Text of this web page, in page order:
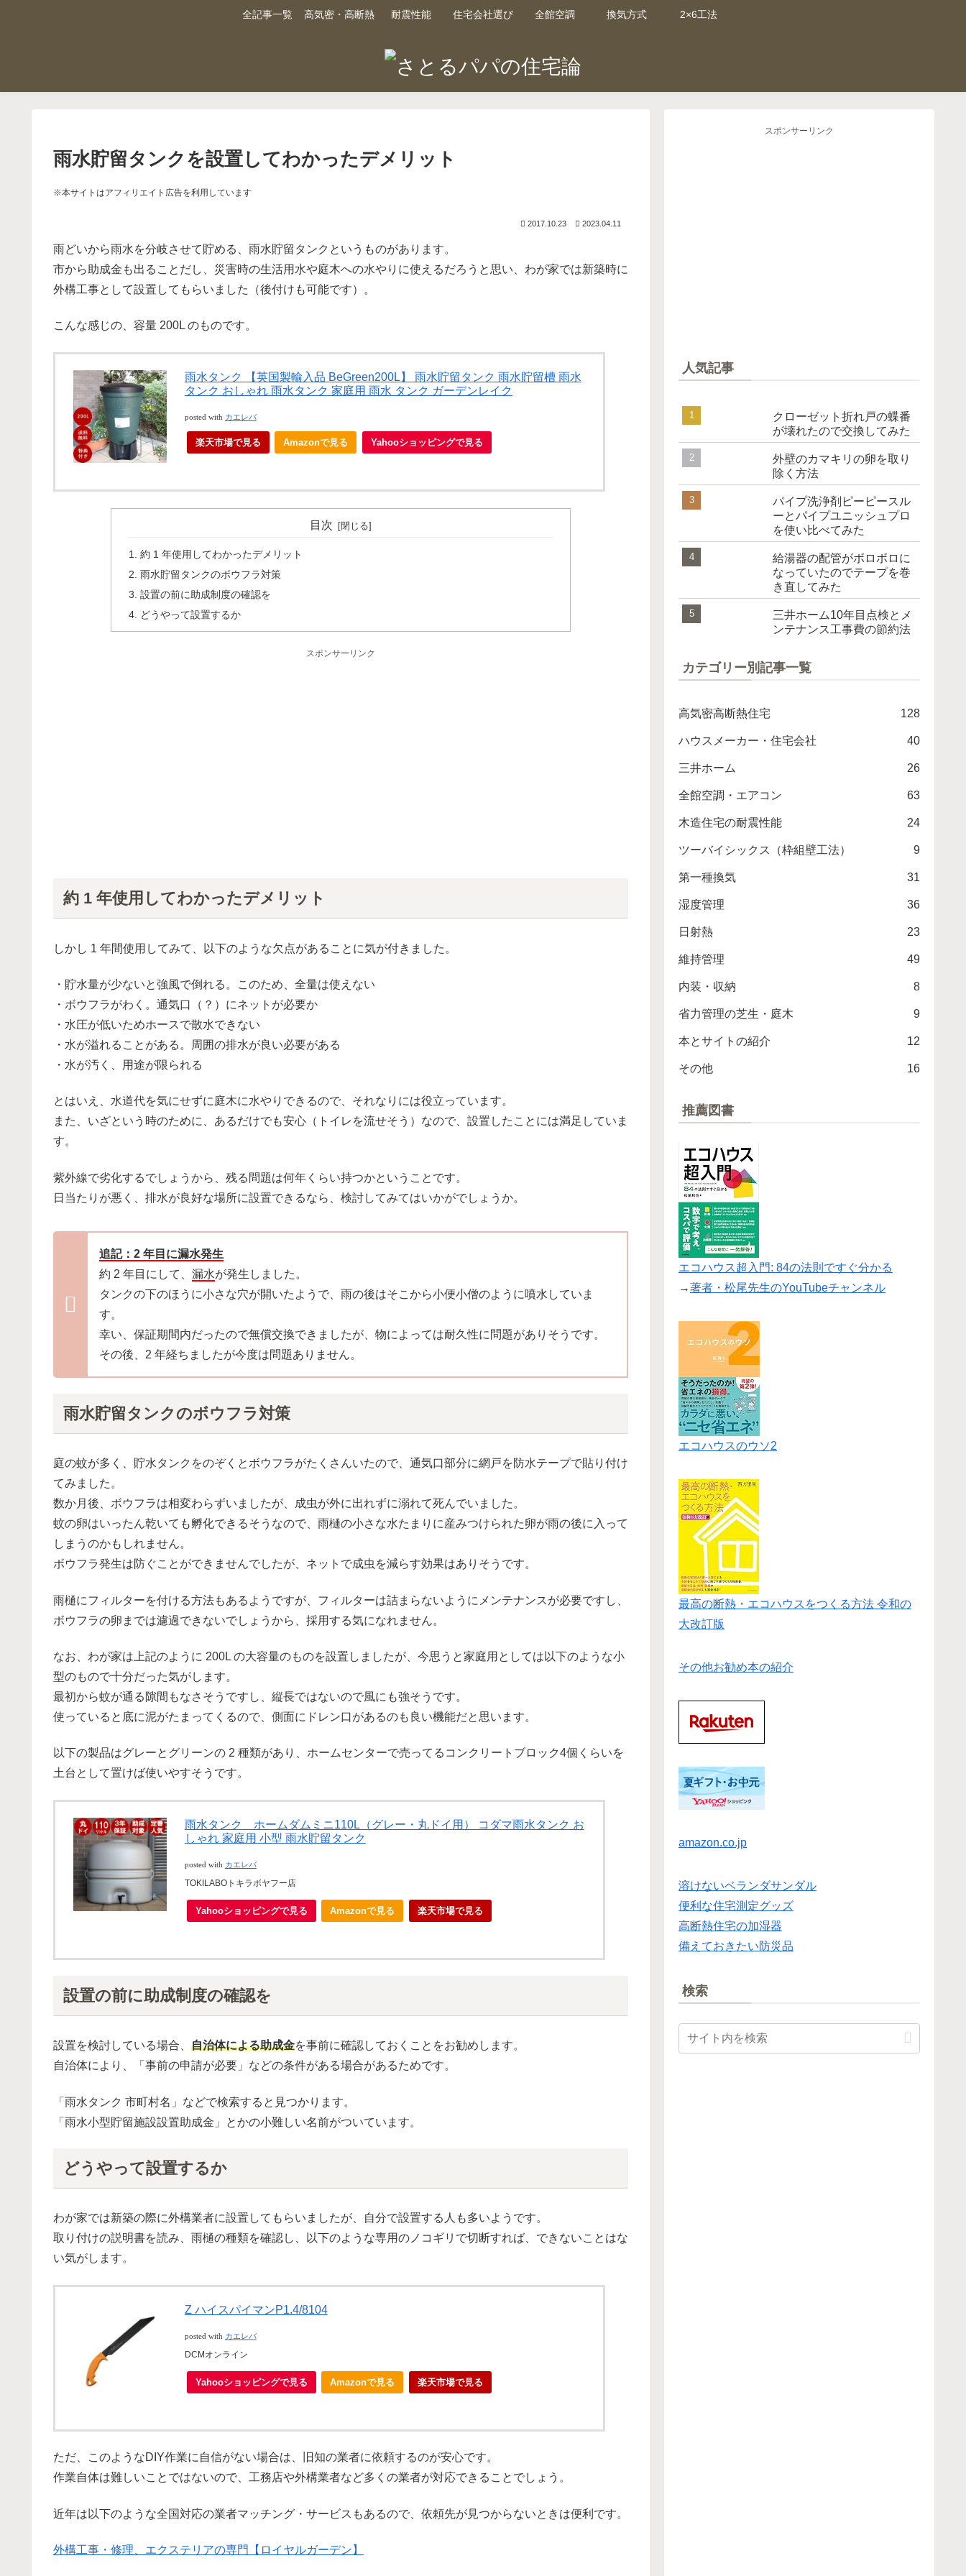
全記事一覧 高気密・高断熱 耐震性能 住宅会社選び 全館空調 換気方式 2×6工法
雨水貯留タンクを設置してわかったデメリット
※本サイトはアフィリエイト広告を利用しています
2017.10.23 2023.04.11
雨どいから雨水を分岐させて貯める、雨水貯留タンクというものがあります。
市から助成金も出ることだし、災害時の生活用水や庭木への水やりに使えるだろうと思い、わが家では新築時に
外構工事として設置してもらいました（後付けも可能です）。
こんな感じの、容量 200L のものです。
雨水タンク 【英国製輸入品 BeGreen200L】 雨水貯留タンク 雨水貯留槽 雨水
タンク おしゃれ 雨水タンク 家庭用 雨水 タンク ガーデンレイク
posted with カエレバ
楽天市場で見る Amazonで見る Yahooショッピングで見る
目次
約 1 年使用してわかったデメリット
雨水貯留タンクのボウフラ対策
設置の前に助成制度の確認を
どうやって設置するか
スポンサーリンク
約 1 年使用してわかったデメリット
しかし 1 年間使用してみて、以下のような欠点があることに気が付きました。
・貯水量が少ないと強風で倒れる。このため、全量は使えない
・ボウフラがわく。通気口（？）にネットが必要か
・水圧が低いためホースで散水できない
・水が溢れることがある。周囲の排水が良い必要がある
・水が汚く、用途が限られる
とはいえ、水道代を気にせずに庭木に水やりできるので、それなりには役立っています。
また、いざという時のために、あるだけでも安心（トイレを流せそう）なので、設置したことには満足していま
す。
紫外線で劣化するでしょうから、残る問題は何年くらい持つかということです。
日当たりが悪く、排水が良好な場所に設置できるなら、検討してみてはいかがでしょうか。
追記：2 年目に漏水発生
約 2 年目にして、 漏水が発生しました。
タンクの下のほうに小さな穴が開いたようで、雨の後はそこから小便小僧のように噴水していま
す。
幸い、保証期間内だったので無償交換できましたが、物によっては耐久性に問題がありそうです。
その後、2 年経ちましたが今度は問題ありません。
雨水貯留タンクのボウフラ対策
庭の蚊が多く、貯水タンクをのぞくとボウフラがたくさんいたので、通気口部分に網戸を防水テープで貼り付け
てみました。
数か月後、ボウフラは相変わらずいましたが、成虫が外に出れずに溺れて死んでいました。
蚊の卵はいったん乾いても孵化できるそうなので、雨樋の小さな水たまりに産みつけられた卵が雨の後に入って
しまうのかもしれません。
ボウフラ発生は防ぐことができませんでしたが、ネットで成虫を減らす効果はありそうです。
雨樋にフィルターを付ける方法もあるようですが、フィルターは詰まらないようにメンテナンスが必要ですし、
ボウフラの卵までは濾過できないでしょうから、採用する気になれません。
なお、わが家は上記のように 200L の大容量のものを設置しましたが、今思うと家庭用としては以下のような小
型のもので十分だった気がします。
最初から蚊が通る隙間もなさそうですし、縦長ではないので風にも強そうです。
使っていると底に泥がたまってくるので、側面にドレン口があるのも良い機能だと思います。
以下の製品はグレーとグリーンの 2 種類があり、ホームセンターで売ってるコンクリートブロック4個くらいを
土台として置けば使いやすそうです。
雨水タンク ホームダムミニ110L（グレー・丸ドイ用） コダマ雨水タンク お
しゃれ 家庭用 小型 雨水貯留タンク
posted with カエレバ
TOKILABOトキラボヤフー店
Yahooショッピングで見る Amazonで見る 楽天市場で見る
設置の前に助成制度の確認を
設置を検討している場合、 自治体による助成金を事前に確認しておくことをお勧めします。
自治体により、「事前の申請が必要」などの条件がある場合があるためです。
「雨水タンク 市町村名」などで検索すると見つかります。
「雨水小型貯留施設設置助成金」とかの小難しい名前がついています。
どうやって設置するか
わが家では新築の際に外構業者に設置してもらいましたが、自分で設置する人も多いようです。
取り付けの説明書を読み、雨樋の種類を確認し、以下のような専用のノコギリで切断すれば、できないことはな
い気がします。
Z ハイスパイマンP1.4/8104
posted with カエレバ
DCMオンライン
Yahooショッピングで見る Amazonで見る 楽天市場で見る
ただ、このようなDIY作業に自信がない場合は、旧知の業者に依頼するのが安心です。
作業自体は難しいことではないので、工務店や外構業者など多くの業者が対応できることでしょう。
近年は以下のような全国対応の業者マッチング・サービスもあるので、依頼先が見つからないときは便利です。
外構工事・修理、エクステリアの専門【ロイヤルガーデン】
スポンサーリンク
人気記事
クローゼット折れ戸の蝶番
が壊れたので交換してみた
外壁のカマキリの卵を取り
除く方法
パイプ洗浄剤ピーピースル
ーとパイプユニッシュプロ
を使い比べてみた
給湯器の配管がボロボロに
なっていたのでテープを巻
き直してみた
三井ホーム10年目点検とメ
ンテナンス工事費の節約法
カテゴリー別記事一覧
高気密高断熱住宅 128
ハウスメーカー・住宅会社 40
三井ホーム 26
全館空調・エアコン 63
木造住宅の耐震性能 24
ツーバイシックス（枠組壁工法） 9
第一種換気 31
湿度管理 36
日射熱 23
維持管理 49
内装・収納 8
省力管理の芝生・庭木 9
本とサイトの紹介 12
その他 16
推薦図書
エコハウス超入門: 84の法則ですぐ分かる
→著者・松尾先生のYouTubeチャンネル
エコハウスのウソ2
最高の断熱・エコハウスをつくる方法 令和の
大改訂版
その他お勧め本の紹介
amazon.co.jp
溶けないベランダサンダル
便利な住宅測定グッズ
高断熱住宅の加湿器
備えておきたい防災品
検索